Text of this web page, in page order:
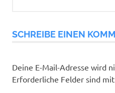
SCHREIBE EINEN
Deine E-Mail-Adresse wird
Erforderliche Felder sind mit